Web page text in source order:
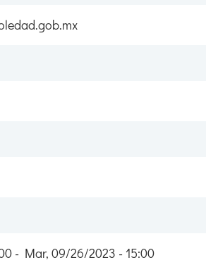
- Mar, 09/26/2023 - 15:00